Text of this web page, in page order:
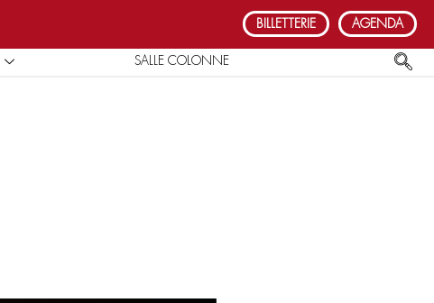
BILLETTERIE AGENDA
SALLE COLONNE